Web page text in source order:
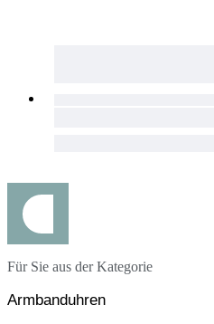
Für Sie aus der Kategorie
Armbanduhren